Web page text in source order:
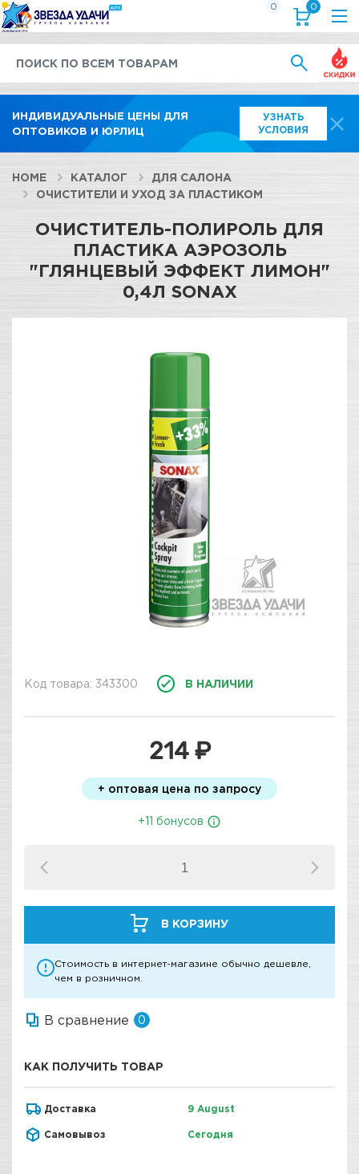
ИНДИВИДУАЛЬНЫЕ ЦЕНЫ ДЛЯ
ОПТОВИКОВ И ЮРЛИЦ
УЗНАТЬ
УСЛОВИЯ
0 0
HOME КАТАЛОГ
ДЛЯ САЛОНА
ОЧИСТИТЕЛИ И УХОД ЗА ПЛАСТИКОМ
ОЧИСТИТЕЛЬ-ПОЛИРОЛЬ ДЛЯ
ПЛАСТИКА АЭРОЗОЛЬ
"ГЛЯНЦЕВЫЙ ЭФФЕКТ ЛИМОН"
0,4Л SONAX
Код товара: 343300 В НАЛИЧИИ
214 ₽
+ оптовая цена по запросу
+11 бонусов
В КОРЗИНУ
Стоимость в интернет-магазине обычно дешевле,
чем в розничном.
В сравнение 0
КАК ПОЛУЧИТЬ ТОВАР
Доставка 9 August
Самовывоз Сегодня